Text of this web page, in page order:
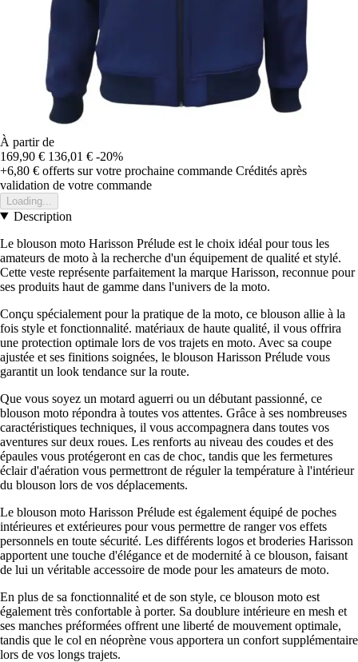
À partir de
169,90 € 136,01 € -20%
+6,80 € offerts sur votre prochaine commande Crédités après
validation de votre commande
Loading...
Description
Le blouson moto Harisson Prélude est le choix idéal pour tous les
amateurs de moto à la recherche d'un équipement de qualité et stylé.
Cette veste représente parfaitement la marque Harisson, reconnue pour
ses produits haut de gamme dans l'univers de la moto.
Conçu spécialement pour la pratique de la moto, ce blouson allie à la
fois style et fonctionnalité. matériaux de haute qualité, il vous offrira
une protection optimale lors de vos trajets en moto. Avec sa coupe
ajustée et ses finitions soignées, le blouson Harisson Prélude vous
garantit un look tendance sur la route.
Que vous soyez un motard aguerri ou un débutant passionné, ce
blouson moto répondra à toutes vos attentes. Grâce à ses nombreuses
caractéristiques techniques, il vous accompagnera dans toutes vos
aventures sur deux roues. Les renforts au niveau des coudes et des
épaules vous protégeront en cas de choc, tandis que les fermetures
éclair d'aération vous permettront de réguler la température à l'intérieur
du blouson lors de vos déplacements.
Le blouson moto Harisson Prélude est également équipé de poches
intérieures et extérieures pour vous permettre de ranger vos effets
personnels en toute sécurité. Les différents logos et broderies Harisson
apportent une touche d'élégance et de modernité à ce blouson, faisant
de lui un véritable accessoire de mode pour les amateurs de moto.
En plus de sa fonctionnalité et de son style, ce blouson moto est
également très confortable à porter. Sa doublure intérieure en mesh et
ses manches préformées offrent une liberté de mouvement optimale,
tandis que le col en néoprène vous apportera un confort supplémentaire
lors de vos longs trajets.